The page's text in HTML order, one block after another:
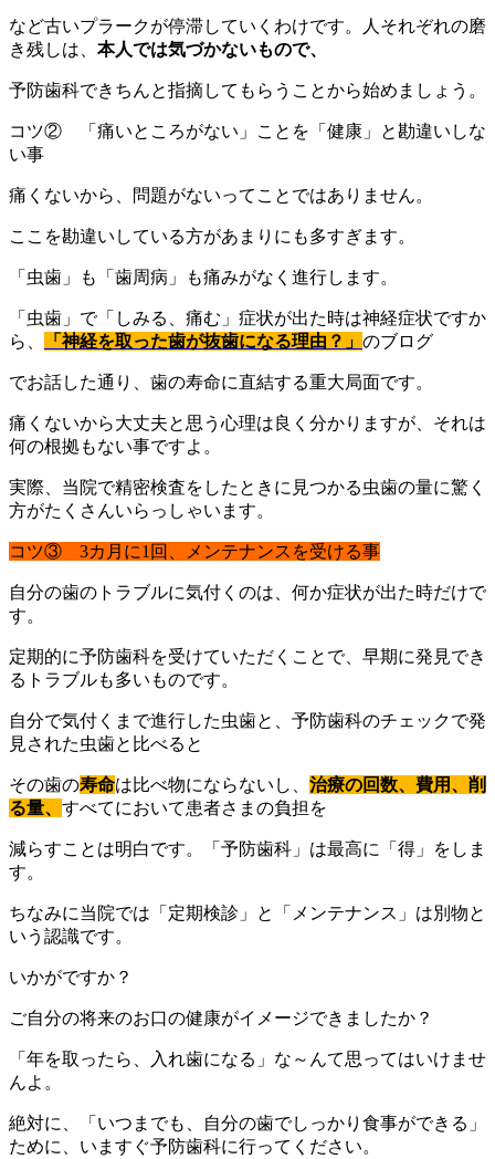
など古いプラークが停滞していくわけです。人それぞれの磨
き残しは、 本人では気づかないもので、
予防歯科できちんと指摘してもらうことから始めましょう。
コツ② 「痛いところがない」ことを「健康」と勘違いしな
い事
痛くないから、問題がないってことではありません。
ここを勘違いしている方があまりにも多すぎます。
「虫歯」も「歯周病」も痛みがなく進行します。
「虫歯」で「しみる、痛む」症状が出た時は神経症状ですか
ら、
「神経を取った歯が抜歯になる理由？」 のブログ
でお話した通り、歯の寿命に直結する重大局面です。
痛くないから大丈夫と思う心理は良く分かりますが、それは
何の根拠もない事ですよ。
実際、当院で精密検査をしたときに見つかる虫歯の量に驚く
方がたくさんいらっしゃいます。
コツ③ 3カ月に1回、メンテナンスを受ける事
自分の歯のトラブルに気付くのは、何か症状が出た時だけで
す。
定期的に予防歯科を受けていただくことで、早期に発見でき
るトラブルも多いものです。
自分で気付くまで進行した虫歯と、予防歯科のチェックで発
見された虫歯と比べると
その歯の寿命は比べ物にならないし、 治療の回数、費用、削
る量、 すべてにおいて患者さまの負担を
減らすことは明白です。「予防歯科」は最高に「得」をしま
す。
ちなみに当院では「定期検診」と「メンテナンス」は別物と
いう認識です。
いかがですか？
ご自分の将来のお口の健康がイメージできましたか？
「年を取ったら、入れ歯になる」な～んて思ってはいけませ
んよ。
絶対に、「いつまでも、自分の歯でしっかり食事ができる」
ために、いますぐ予防歯科に行ってください。